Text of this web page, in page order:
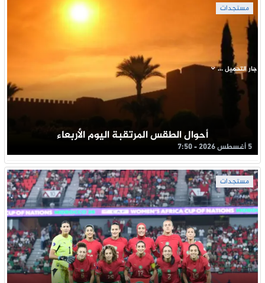
مستجدات
أحوال الطقس المرتقبة اليوم الأربعاء
5 أغسطس 2026 - 7:50
مستجدات
جار التحميل ...